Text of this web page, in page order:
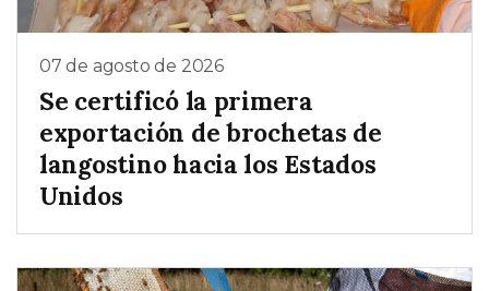
07 de agosto de 2026
Se certificó la primera
exportación de brochetas de
langostino hacia los Estados
Unidos